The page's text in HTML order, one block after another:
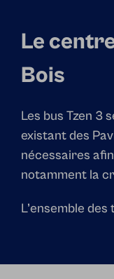
Le
Bois
Les bus Tzen 3
existant des
nécessaires
notamment la
L’ensemble